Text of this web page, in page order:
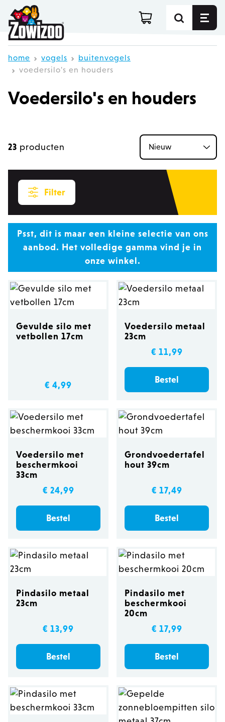
Ga direct door naar de inhoud
home vogels
buitenvogels
voedersilo's en houders
Voedersilo's en houders
23 producten
Filter
Psst, dit is maar een kleine selectie van ons
aanbod. Het volledige gamma vind je in
onze winkel.
Gevulde silo met
vetbollen 17cm
€ 4,99
Voedersilo metaal
23cm
€ 11,99
Bestel
Voedersilo met
beschermkooi
33cm
€ 24,99
Bestel
Grondvoedertafel
hout 39cm
€ 17,49
Bestel
Pindasilo metaal
23cm
€ 13,99
Bestel
Pindasilo met
beschermkooi
20cm
€ 17,99
Bestel